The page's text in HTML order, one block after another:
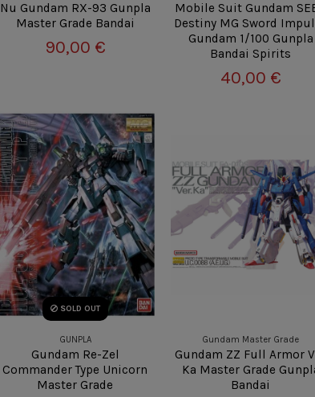
Nu Gundam RX-93 Gunpla
Master Grade Bandai
90,00 €
Mobile Suit Gundam
Destiny MG Sword
Gundam 1/100 Gunpla
Bandai Spirits
40,00 €
SOLD OUT
GUNPLA
Gundam Re-Zel
Commander Type Unicorn
Master Grade
Gundam Master Grade
Gundam ZZ Full Armor
Ka Master Grade
Bandai